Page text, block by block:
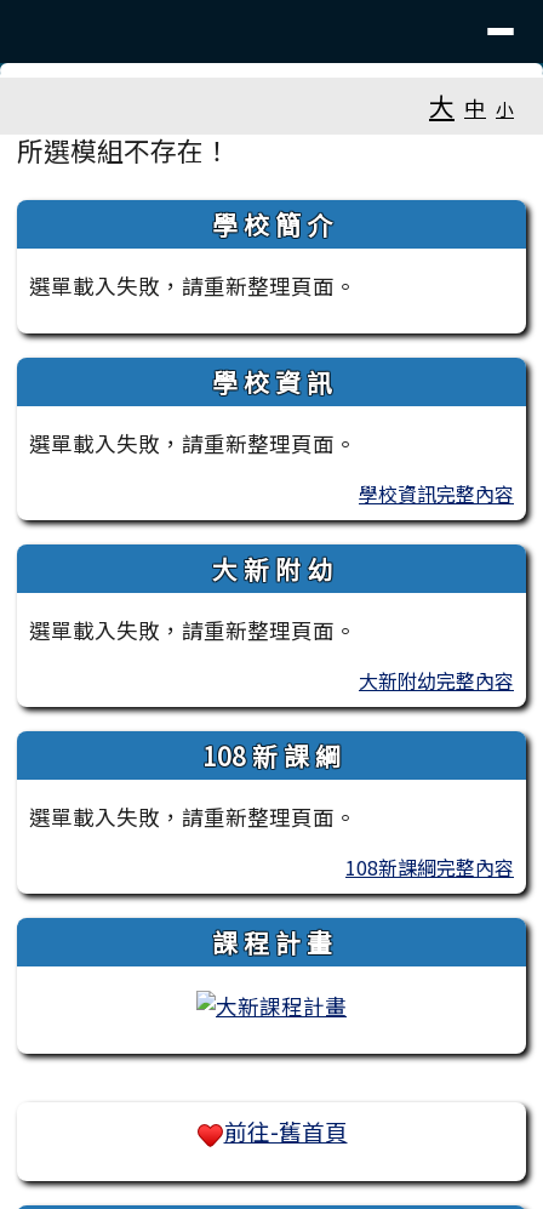
大 中 小
主內容區域
所選模組不存在！
左邊區域內容 學 校 簡 介
選單載入失敗，請重新整理頁面。
學 校 資 訊
選單載入失敗，請重新整理頁面。
學校資訊完整內容
大 新 附 幼
選單載入失敗，請重新整理頁面。
大新附幼完整內容
108 新 課 綱
選單載入失敗，請重新整理頁面。
108新課綱完整內容
課 程 計 畫
前往-舊首頁
頁尾區域